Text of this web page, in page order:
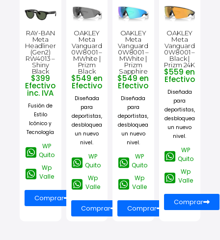
RAY-BAN
Meta
Headliner
(Gen2)
RW4013 –
Shiny
Black
$399
Efectivo
inc. IVA
Fusión de
Estilo
Icónico y
Tecnología
WP
Quito
Wp
Valle
Comprar
OAKLEY
Meta
Vanguard
0W8001 –
MWhite |
Prizm
Black
$549 en
Efectivo
Diseñada
para
deportistas,
desbloquea
un nuevo
nivel.
WP
Quito
Wp
Valle
Comprar
OAKLEY
Meta
Vanguard
0W8001 –
MWhite |
Prizm
Sapphire
$549 en
Efectivo
Diseñada
para
deportistas,
desbloquea
un nuevo
nivel.
WP
Quito
Wp
Valle
Comprar
OAKLEY
Meta
Vanguard
0W8001 –
Black |
Prizm 24K
$559 en
Efectivo
Diseñada
para
deportistas,
desbloquea
un nuevo
nivel.
WP
Quito
Wp
Valle
Comprar